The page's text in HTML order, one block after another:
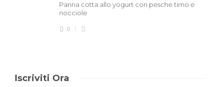
Panna cotta allo yogurt con pesche timo e
nocciole
0
Iscriviti Ora